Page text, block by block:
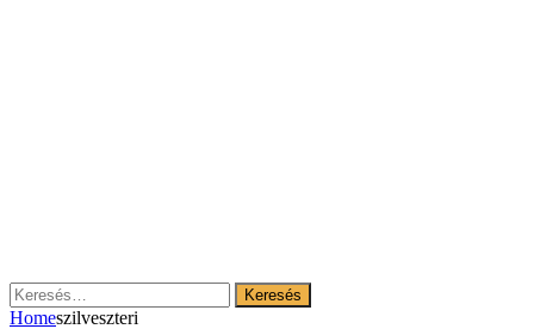
Keresés:
Homeszilveszteri